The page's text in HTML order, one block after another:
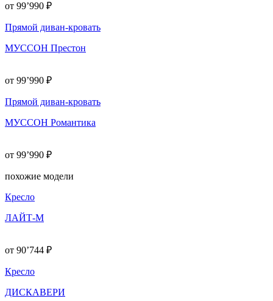
от 99’990 ₽
Прямой диван-кровать
МУССОН Престон
от 99’990 ₽
Прямой диван-кровать
МУССОН Романтика
от 99’990 ₽
похожие модели
Кресло
ЛАЙТ-М
от 90’744 ₽
Кресло
ДИСКАВЕРИ